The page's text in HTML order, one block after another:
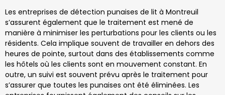
Les entreprises de détection punaises de lit à Montreuil
s’assurent également que le traitement est mené de
manière à minimiser les perturbations pour les clients ou les
résidents. Cela implique souvent de travailler en dehors des
heures de pointe, surtout dans des établissements comme
les hôtels où les clients sont en mouvement constant. En
outre, un suivi est souvent prévu après le traitement pour
s’assurer que toutes les punaises ont été éliminées. Les